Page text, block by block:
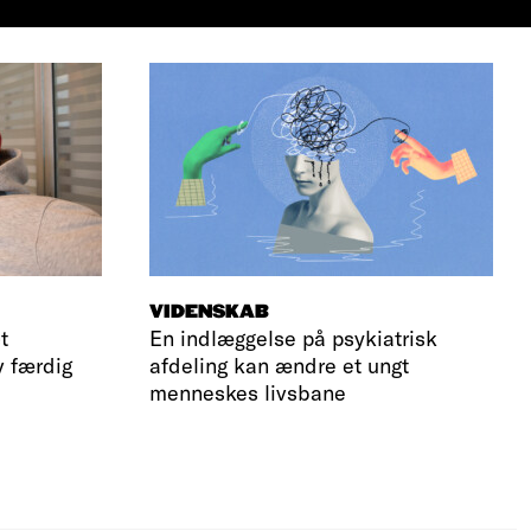
færdig
VIDENSKAB
En indlæggelse på psykiatrisk
afdeling kan ændre et ungt
menneskes livsbane